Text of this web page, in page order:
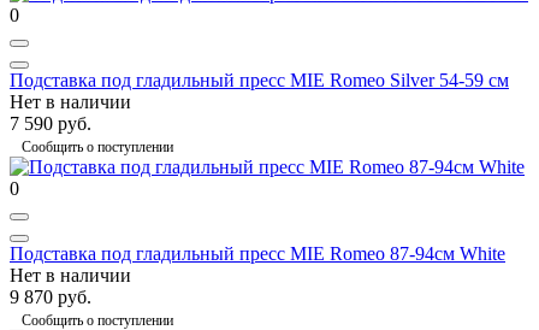
0
Подставка под гладильный пресс MIE Romeo Silver 54-59 см
Нет в наличии
7 590 руб.
Сообщить о поступлении
0
Подставка под гладильный пресс MIE Romeo 87-94см White
Нет в наличии
9 870 руб.
Сообщить о поступлении